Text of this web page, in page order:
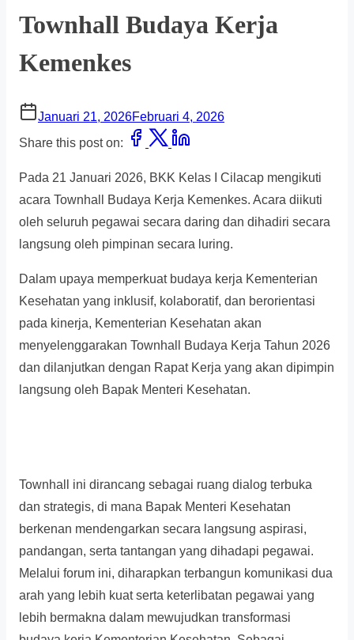
Townhall Budaya Kerja
Kemenkes
Januari 21, 2026Februari 4, 2026
Share this post on:
Pada 21 Januari 2026, BKK Kelas I Cilacap mengikuti
acara Townhall Budaya Kerja Kemenkes. Acara diikuti
oleh seluruh pegawai secara daring dan dihadiri secara
langsung oleh pimpinan secara luring.
Dalam upaya memperkuat budaya kerja Kementerian
Kesehatan yang inklusif, kolaboratif, dan berorientasi
pada kinerja, Kementerian Kesehatan akan
menyelenggarakan Townhall Budaya Kerja Tahun 2026
dan dilanjutkan dengan Rapat Kerja yang akan dipimpin
langsung oleh Bapak Menteri Kesehatan.
Townhall ini dirancang sebagai ruang dialog terbuka
dan strategis, di mana Bapak Menteri Kesehatan
berkenan mendengarkan secara langsung aspirasi,
pandangan, serta tantangan yang dihadapi pegawai.
Melalui forum ini, diharapkan terbangun komunikasi dua
arah yang lebih kuat serta keterlibatan pegawai yang
lebih bermakna dalam mewujudkan transformasi